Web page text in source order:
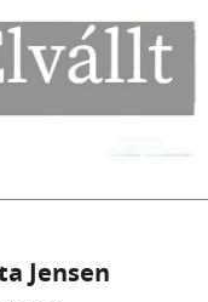
Jensen